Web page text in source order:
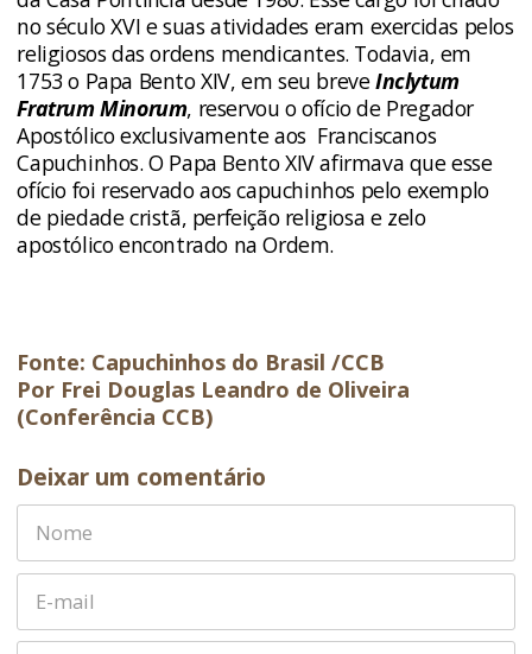
no século XVI e suas atividades eram exercidas pelos
religiosos das ordens mendicantes. Todavia, em
1753 o Papa Bento XIV, em seu breveInclytum
Fratrum Minorum, reservou o ofício de Pregador
Apostólico exclusivamente aos Franciscanos
Capuchinhos. O Papa Bento XIV afirmava que esse
ofício foi reservado aos capuchinhos pelo exemplo
de piedade cristã, perfeição religiosa e zelo
apostólico encontrado na Ordem.
Fonte: Capuchinhos do Brasil /CCB
Por Frei Douglas Leandro de Oliveira
(Conferência CCB)
Deixar um comentário